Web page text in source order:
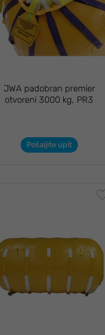
JWA padobran premier
otvoreni 3000 kg, PR3
Pošaljite upit